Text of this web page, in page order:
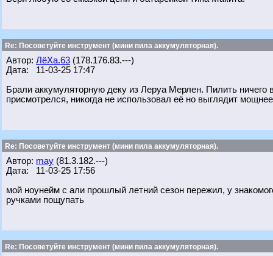
Re: Посоветуйте инструмент (мини пила аккумуляторная).
Автор: ЛёХа.63 (178.176.83.---)
Дата: 11-03-25 17:47
Брали аккумуляторную деку из Леруа Мерлен. Пилить
присмотрелся, никогда не использовал её но выглядит
Re: Посоветуйте инструмент (мини пила аккумуляторная).
Автор: may (81.3.182.---)
Дата: 11-03-25 17:56
мой ноунейм с али прошлый летний сезон пережил, у
ручками пощупать
Re: Посоветуйте инструмент (мини пила аккумуляторная).